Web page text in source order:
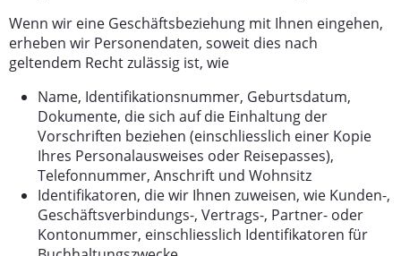
Wenn wir eine Geschäftsbeziehung mit Ihnen eingehen,
erheben wir Personendaten, soweit dies nach
geltendem Recht zulässig ist, wie
Name, Identifikationsnummer, Geburtsdatum,
Dokumente, die sich auf die Einhaltung der
Vorschriften beziehen (einschliesslich einer Kopie
Ihres Personalausweises oder Reisepasses),
Telefonnummer, Anschrift und Wohnsitz
Identifikatoren, die wir Ihnen zuweisen, wie Kunden-,
Geschäftsverbindungs-, Vertrags-, Partner- oder
Kontonummer, einschliesslich Identifikatoren für